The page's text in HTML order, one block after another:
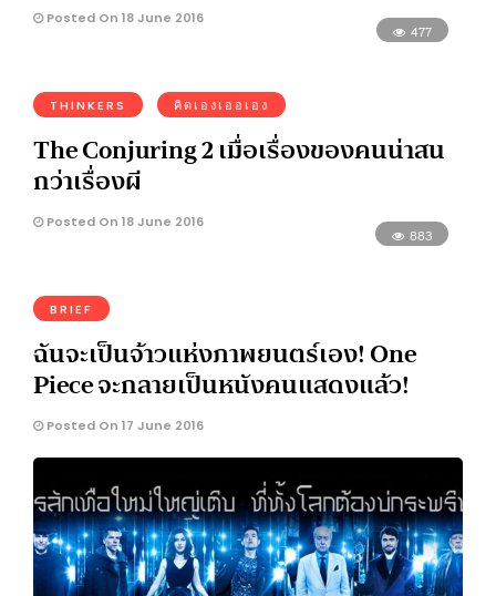
Posted On 18 June 2016
477
THINKERS คิดเองเออเอง
The Conjuring 2 เมื่อเรื่องของคนน่าสน
กว่าเรื่องผี
Posted On 18 June 2016
883
BRIEF
ฉันจะเป็นจ้าวแห่งภาพยนตร์เอง! One
Piece จะกลายเป็นหนังคนแสดงแล้ว!
Posted On 17 June 2016